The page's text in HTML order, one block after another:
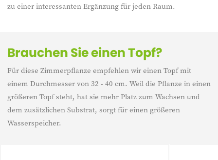
zu einer interessanten Ergänzung für jeden Raum.
Brauchen Sie einen Topf?
Für diese Zimmerpflanze empfehlen wir einen Topf mit
einem Durchmesser von 32 - 40 cm. Weil die Pflanze in einen
größeren Topf steht, hat sie mehr Platz zum Wachsen und
dem zusätzlichen Substrat, sorgt für einen größeren
Wasserspeicher.